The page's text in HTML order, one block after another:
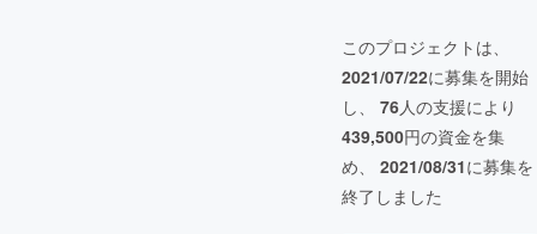
このプロジェクトは、
2021/07/22に募集を開始
し、 76人の支援により
439,500円の資金を集
め、 2021/08/31に募集を
終了しました